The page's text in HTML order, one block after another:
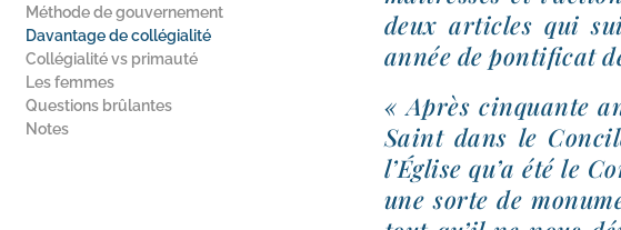
Méthode de gouvernement
Davantage de collégialité
Collégialité vs primauté
Les femmes
Questions brûlantes
Notes
deux articles qui
année de pon­ti­fi­cat
« Après cin­quante
Saint dans le
l’Église qu’a été le
une sorte de